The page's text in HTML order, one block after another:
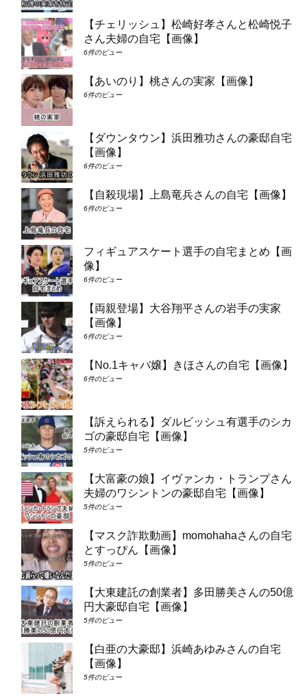
【チェリッシュ】松崎好孝さんと松崎悦子
さん夫婦の自宅【画像】
6件のビュー
【あいのり】桃さんの実家【画像】
6件のビュー
【ダウンタウン】浜田雅功さんの豪邸自宅
【画像】
6件のビュー
【自殺現場】上島竜兵さんの自宅【画像】
6件のビュー
フィギュアスケート選手の自宅まとめ【画
像】
6件のビュー
【両親登場】大谷翔平さんの岩手の実家
【画像】
6件のビュー
【No.1キャバ嬢】きほさんの自宅【画像】
6件のビュー
【訴えられる】ダルビッシュ有選手のシカ
ゴの豪邸自宅【画像】
5件のビュー
【大富豪の娘】イヴァンカ・トランプさん
夫婦のワシントンの豪邸自宅【画像】
5件のビュー
【マスク詐欺動画】momohahaさんの自宅
とすっぴん【画像】
5件のビュー
【大東建託の創業者】多田勝美さんの50億
円大豪邸自宅【画像】
5件のビュー
【白亜の大豪邸】浜崎あゆみさんの自宅
【画像】
5件のビュー